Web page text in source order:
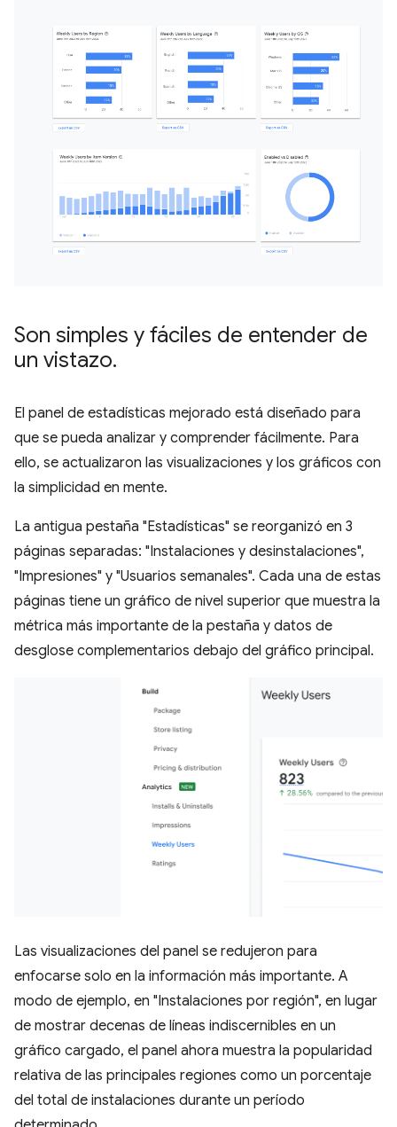
Son simples y fáciles de entender de
un vistazo.
El panel de estadísticas mejorado está diseñado para
que se pueda analizar y comprender fácilmente. Para
ello, se actualizaron las visualizaciones y los gráficos con
la simplicidad en mente.
La antigua pestaña "Estadísticas" se reorganizó en 3
páginas separadas: "Instalaciones y desinstalaciones",
"Impresiones" y "Usuarios semanales". Cada una de estas
páginas tiene un gráfico de nivel superior que muestra la
métrica más importante de la pestaña y datos de
desglose complementarios debajo del gráfico principal.
Las visualizaciones del panel se redujeron para
enfocarse solo en la información más importante. A
modo de ejemplo, en "Instalaciones por región", en lugar
de mostrar decenas de líneas indiscernibles en un
gráfico cargado, el panel ahora muestra la popularidad
relativa de las principales regiones como un porcentaje
del total de instalaciones durante un período